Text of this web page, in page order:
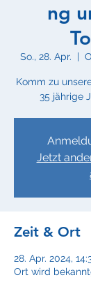
ng
So., 28. Apr.
  |
Komm zu
35 jährige
Jetzt
Zeit & Ort
28. Apr. 2024,
Ort wird